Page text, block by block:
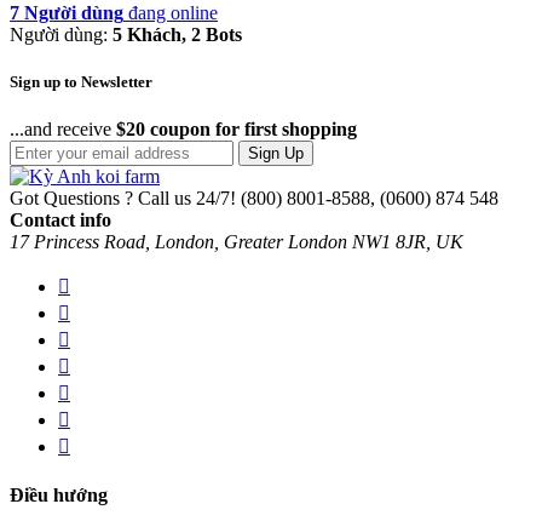
7 Người dùng đang online
Người dùng: 5 Khách, 2 Bots
Sign up to Newsletter
...and receive $20 coupon for first shopping
Sign Up
Got Questions ? Call us 24/7! (800) 8001-8588, (0600) 874 548
Contact info
17 Princess Road, London, Greater London NW1 8JR, UK
Điều hướng